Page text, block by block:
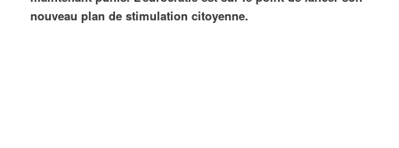
nouveau plan de stimulation citoyenne.